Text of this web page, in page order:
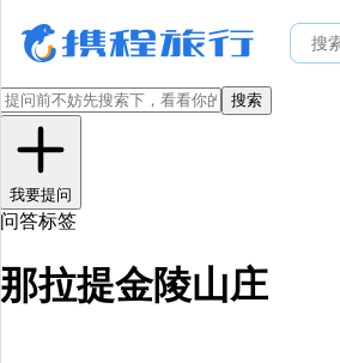
搜索
我要提问
问答标签
那拉提金陵山庄